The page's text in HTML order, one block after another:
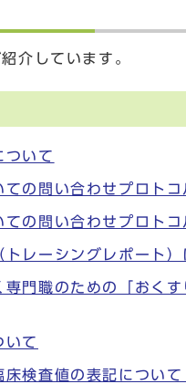
介しています。
ついて
ての問い合わせプロト
ての問い合わせプロト
トレーシングレポート
専門職のための「お
いて
床検査値の表記につい